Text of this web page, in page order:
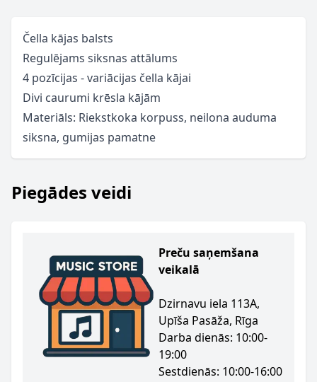
Čella kājas balsts
Regulējams siksnas attālums
4 pozīcijas - variācijas čella kājai
Divi caurumi krēsla kājām
Materiāls: Riekstkoka korpuss, neilona auduma
siksna, gumijas pamatne
Piegādes veidi
Preču saņemšana
veikalā
Dzirnavu iela 113A,
Upīša Pasāža, Rīga
Darba dienās: 10:00-
19:00
Sestdienās: 10:00-16:00